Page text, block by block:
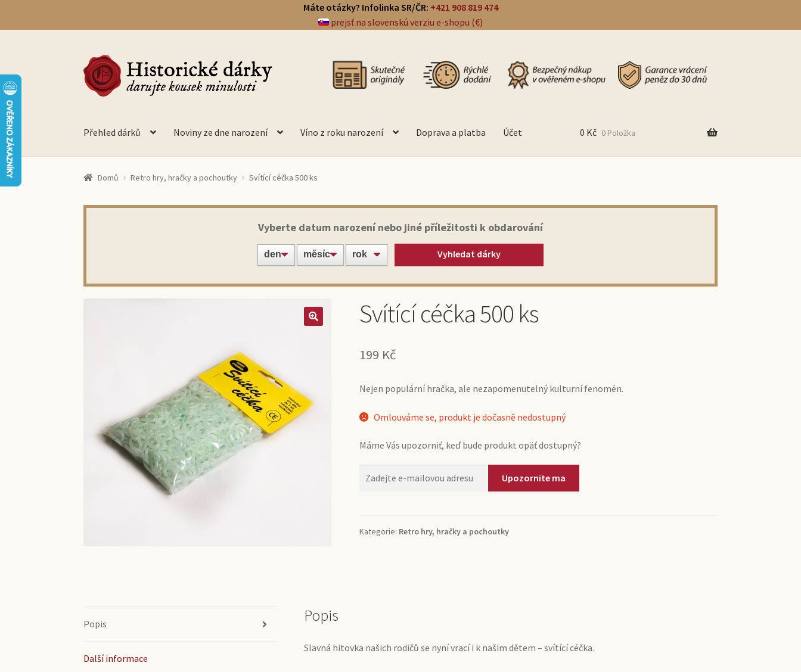
Máte otázky? Infolinka SR/ČR: +421 908 819 474
prejsť na slovenskú verziu e-shopu (€)
Přeskočit
na
navigaci
Přejít
k
obsahu
Přehled dárků Noviny ze dne narození Víno z roku narození Doprava a platba Účet 0 Kč 0 Položka
Domů Retro hry, hračky a pochoutky Svítící céčka 500 ks
Vyberte datum narození nebo jiné příležitosti k obdarování
Vyhledat dárky
Svítící céčka 500 ks
199 Kč
Nejen populární hračka, ale nezapomenutelný kulturní fenomén.
Omlouváme se, produkt je dočasně nedostupný
Máme Vás upozorniť, keď bude produkt opäť dostupný?
Upozornite ma
Kategorie: Retro hry, hračky a pochoutky
Popis
Další informace
Popis
Slavná hitovka našich rodičů se nyní vrací i k našim dětem – svítící céčka.